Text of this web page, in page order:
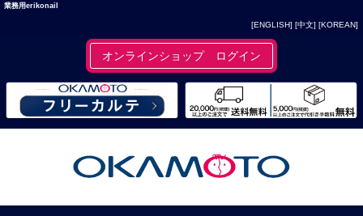
業務用erikonail
[ENGLISH] [中文] [KOREAN]
オンラインショップ ログイン